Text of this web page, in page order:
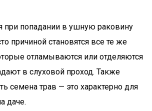
при попадании в ушную раковину
причиной становятся все те же
отламываются или отделяются
в слуховой проход. Также
семена трав — это характерно для
даче.